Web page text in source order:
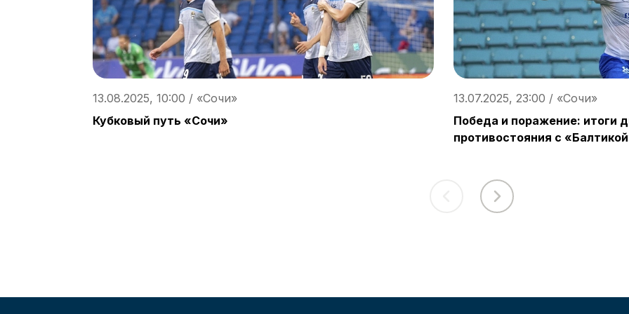
13.08.2025, 10:00 / «Сочи»
Кубковый путь «Сочи»
13.07.2025, 23:00 / «Сочи»
Победа и поражение: итоги
противостояния с